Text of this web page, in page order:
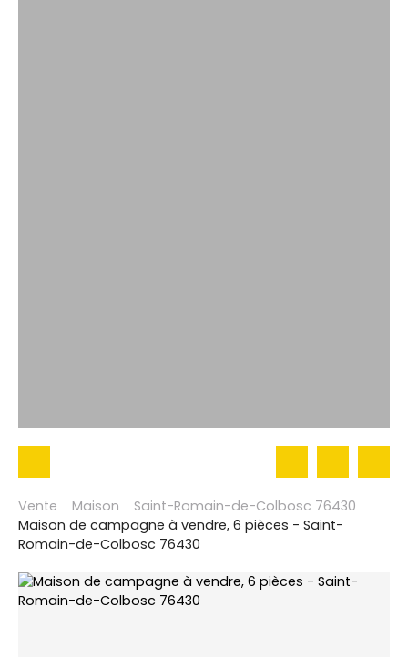
Vente Maison
Saint-Romain-de-Colbosc 76430
Maison de campagne à vendre, 6 pièces - Saint-
Romain-de-Colbosc 76430